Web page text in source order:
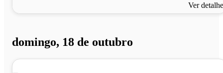
Ver
domingo, 18 de outubro